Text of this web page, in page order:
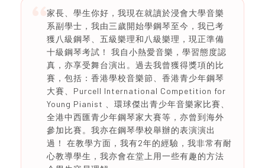
家長、學生你好，我現在就讀於浸會大學音樂
系副學士，我由三歲開始學鋼琴至今，我已考
獲八級鋼琴、五級樂理和八級樂理，現正準備
十級鋼琴考試！ 我自小熱愛音樂，學習態度認
真，亦享受舞台演出。過去我曾獲得獎項的比
賽，包括：香港學校音樂節、香港青少年鋼琴
大賽、Purcell International Competition for
Young Pianist 、環球傑出青少年音樂家比賽、
全港中西匯青少年鋼琴家大賽等，亦曾到海外
參加比賽。我亦在鋼琴學校舉辦的表演演出
過！ 在教學方面，我有2年的經驗，我非常有耐
心教導學生，我亦會在堂上用一些有趣的方法